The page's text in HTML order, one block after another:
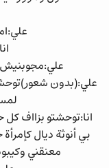
علي:(بدون
انا:توحشتو بزااف
بي أنوثة ديال
معنقني